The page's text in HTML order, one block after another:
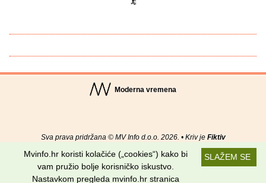
Moderna vremena
Sva prava pridržana © MV Info d.o.o. 2026. • Kriv je Fiktiv
Uvjeti korištenja RSS kanaliSLAŽEM SE
Mvinfo.hr koristi kolačiće („cookies“) kako bi
vam pružio bolje korisničko iskustvo.
Nastavkom pregleda mvinfo.hr stranica